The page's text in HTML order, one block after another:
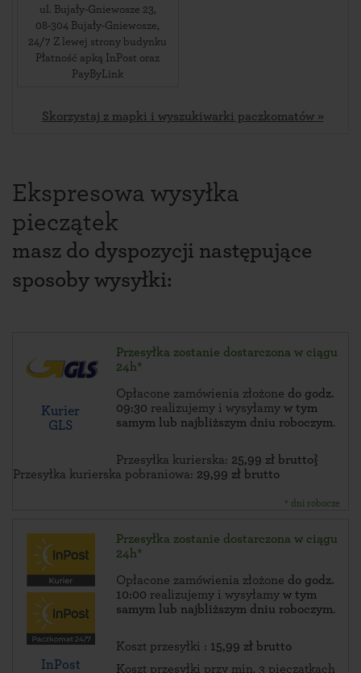
ul. Bujały-Gniewosze 23,
08-304 Bujały-Gniewosze,
24/7 Z lewej strony budynku
Płatność apką InPost oraz
PayByLink
Skorzystaj z mapki i wyszukiwarki paczkomatów »
Ekspresowa wysyłka
pieczątek
masz do dyspozycji następujące
sposoby wysyłki:
Kurier
GLS
Przesyłka zostanie dostarczona w ciągu
24h*
Opłacone zamówienia złożone do godz.
09:30 realizujemy i wysyłamy w tym
samym lub najbliższym dniu roboczym.
Przesyłka kurierska: 25,99 zł brutto}
Przesyłka kurierska pobraniowa: 29,99 zł brutto
* dni robocze
InPost
Przesyłka zostanie dostarczona w ciągu
24h*
Opłacone zamówienia złożone do godz.
10:00 realizujemy i wysyłamy w tym
samym lub najbliższym dniu roboczym.
Koszt przesyłki : 15,99 zł brutto
Koszt przesyłki przy min. 3 pieczątkach